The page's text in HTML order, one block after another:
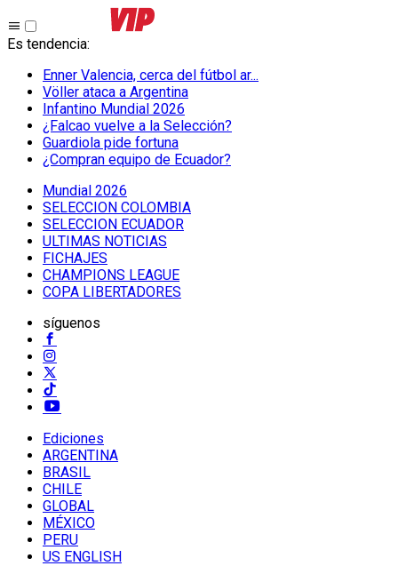
Es tendencia:
Enner Valencia, cerca del fútbol ar...
Völler ataca a Argentina
Infantino Mundial 2026
¿Falcao vuelve a la Selección?
Guardiola pide fortuna
¿Compran equipo de Ecuador?
Mundial 2026
SELECCION COLOMBIA
SELECCION ECUADOR
ULTIMAS NOTICIAS
FICHAJES
CHAMPIONS LEAGUE
COPA LIBERTADORES
síguenos
Ediciones
ARGENTINA
BRASIL
CHILE
GLOBAL
MÉXICO
PERU
US ENGLISH